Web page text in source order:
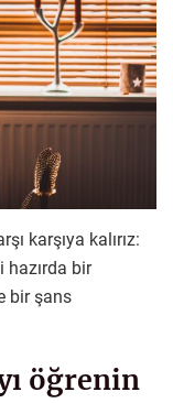
karşıya kalırız:
hazırda bir
bir şans
öğrenin